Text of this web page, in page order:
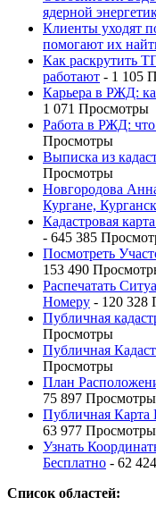
ядерной
Клиенты уходят
помогают их
Как раскрутить
работают - 1 105
Карьера в РЖД:
1 071 Просмотры
Работа в РЖД: что
Просмотры
Выписка из
Просмотры
Новгородова
Кургане,
Кадастровая
- 645 385
Посмотреть
153 490
Распечатать
Номеру - 120 328
Публичная
Просмотры
Публичная
Просмотры
План
75 897 Просмотры
Публичная Карта
63 977 Просмотры
Узнать
Бесплатно - 62
Список областей: